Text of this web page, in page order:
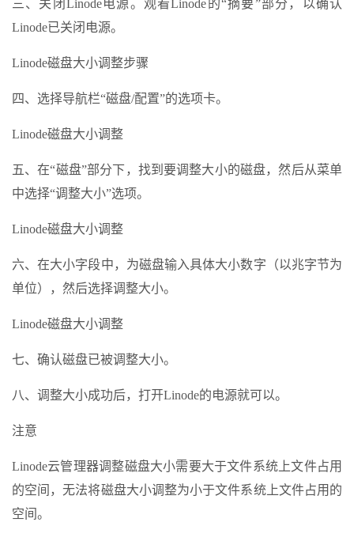
三、关闭Linode电源。观看Linode的“摘要”部分，以确认
Linode已关闭电源。
Linode磁盘大小调整步骤
四、选择导航栏“磁盘/配置”的选项卡。
Linode磁盘大小调整
五、在“磁盘”部分下，找到要调整大小的磁盘，然后从菜单
中选择“调整大小”选项。
Linode磁盘大小调整
六、在大小字段中，为磁盘输入具体大小数字（以兆字节为
单位），然后选择调整大小。
Linode磁盘大小调整
七、确认磁盘已被调整大小。
八、调整大小成功后，打开Linode的电源就可以。
注意
Linode云管理器调整磁盘大小需要大于文件系统上文件占用
的空间，无法将磁盘大小调整为小于文件系统上文件占用的
空间。